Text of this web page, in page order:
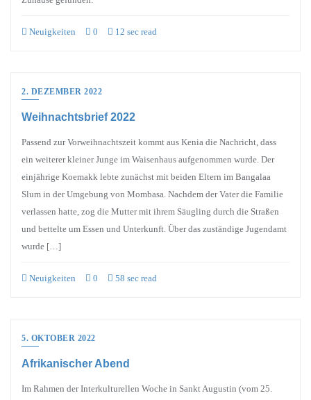
Neuigkeiten 0 12 sec read
2. DEZEMBER 2022
Weihnachtsbrief 2022
Passend zur Vorweihnachtszeit kommt aus Kenia die Nachricht, dass
ein weiterer kleiner Junge im Waisenhaus aufgenommen wurde. Der
einjährige Koemakk lebte zunächst mit beiden Eltern im Bangalaa
Slum in der Umgebung von Mombasa. Nachdem der Vater die Familie
verlassen hatte, zog die Mutter mit ihrem Säugling durch die Straßen
und bettelte um Essen und Unterkunft. Über das zuständige Jugendamt
wurde […]
Neuigkeiten 0 58 sec read
5. OKTOBER 2022
Afrikanischer Abend
Im Rahmen der Interkulturellen Woche in Sankt Augustin (vom 25.